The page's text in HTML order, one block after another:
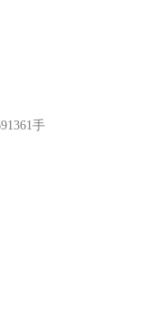
手